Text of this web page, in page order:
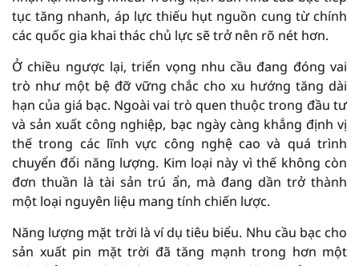
tục tăng nhanh, áp lực thiếu hụt nguồn cung từ chính
các quốc gia khai thác chủ lực sẽ trở nên rõ nét hơn.
Ở chiều ngược lại, triển vọng nhu cầu đang đóng vai
trò như một bệ đỡ vững chắc cho xu hướng tăng dài
hạn của giá bạc. Ngoài vai trò quen thuộc trong đầu tư
và sản xuất công nghiệp, bạc ngày càng khẳng định vị
thế trong các lĩnh vực công nghệ cao và quá trình
chuyển đổi năng lượng. Kim loại này vì thế không còn
đơn thuần là tài sản trú ẩn, mà đang dần trở thành
một loại nguyên liệu mang tính chiến lược.
Năng lượng mặt trời là ví dụ tiêu biểu. Nhu cầu bạc cho
sản xuất pin mặt trời đã tăng mạnh trong hơn một